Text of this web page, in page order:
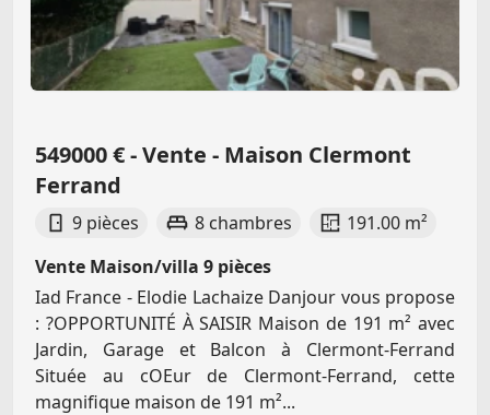
549000 € - Vente - Maison Clermont
Ferrand
9 pièces 8 chambres
191.00 m²
Vente Maison/villa 9 pièces
Iad France - Elodie Lachaize Danjour vous propose
: ?OPPORTUNITÉ À SAISIR Maison de 191 m² avec
Jardin, Garage et Balcon à Clermont-Ferrand
Située au cOEur de Clermont-Ferrand, cette
magnifique maison de 191 m²...